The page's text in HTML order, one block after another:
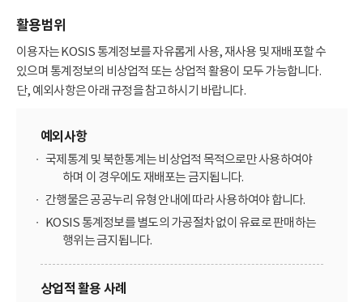
활용범위
이용자는 KOSIS 통계정보를 자유롭게 사용, 재사용 및 재배포할 수
있으며 통계정보의 비상업적 또는 상업적 활용이 모두 가능합니다.
단, 예외사항은 아래 규정을 참고하시기 바랍니다.
예외사항
국제통계 및 북한통계는 비상업적 목적으로만 사용하여야
하며 이 경우에도 재배포는 금지됩니다.
간행물은 공공누리 유형 안내에 따라 사용하여야 합니다.
KOSIS 통계정보를 별도의 가공절차 없이 유료로 판매하는
행위는 금지됩니다.
상업적 활용 사례